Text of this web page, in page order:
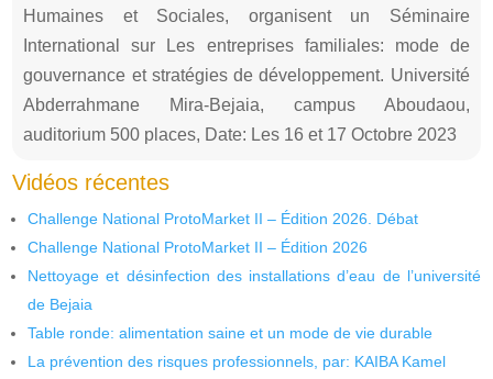
Humaines et Sociales, organisent un Séminaire
International sur Les entreprises familiales: mode de
gouvernance et stratégies de développement. Université
Abderrahmane Mira-Bejaia, campus Aboudaou,
auditorium 500 places, Date: Les 16 et 17 Octobre 2023
Vidéos récentes
Challenge National ProtoMarket II – Édition 2026. Débat
Challenge National ProtoMarket II – Édition 2026
Nettoyage et désinfection des installations d’eau de l’université
de Bejaia
Table ronde: alimentation saine et un mode de vie durable
La prévention des risques professionnels, par: KAIBA Kamel